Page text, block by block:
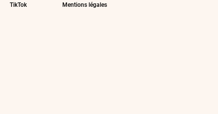
TikTok Mentions légales